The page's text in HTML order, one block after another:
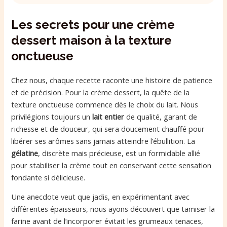
Les secrets pour une crème
dessert maison à la texture
onctueuse
Chez nous, chaque recette raconte une histoire de patience
et de précision. Pour la crème dessert, la quête de la
texture onctueuse commence dès le choix du lait. Nous
privilégions toujours unlait entier de qualité, garant de
richesse et de douceur, qui sera doucement chauffé pour
libérer ses arômes sans jamais atteindre l’ébullition. La
gélatine, discrète mais précieuse, est un formidable allié
pour stabiliser la crème tout en conservant cette sensation
fondante si délicieuse.
Une anecdote veut que jadis, en expérimentant avec
différentes épaisseurs, nous ayons découvert que tamiser la
farine avant de l’incorporer évitait les grumeaux tenaces,